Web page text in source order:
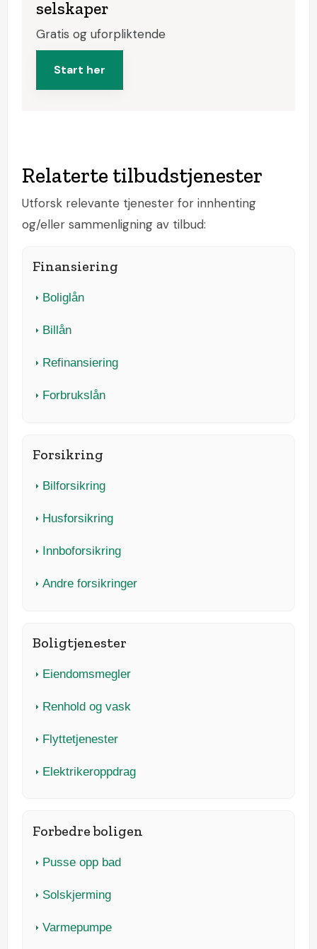
selskaper
Gratis og uforpliktende
Start her
Relaterte tilbudstjenester
Utforsk relevante tjenester for innhenting
og/eller sammenligning av tilbud:
Finansiering
Boliglån
Billån
Refinansiering
Forbrukslån
Forsikring
Bilforsikring
Husforsikring
Innboforsikring
Andre forsikringer
Boligtjenester
Eiendomsmegler
Renhold og vask
Flyttetjenester
Elektrikeroppdrag
Forbedre boligen
Pusse opp bad
Solskjerming
Varmepumpe